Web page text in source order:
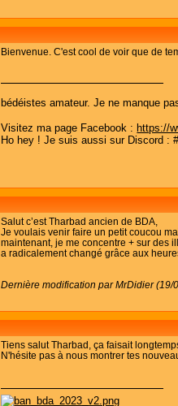
Bienvenue. C'est cool de voir que de
bédéistes amateur. Je ne manque
Visitez ma page Facebook : https://
Ho hey ! Je suis aussi sur Discord :
Salut c’est Tharbad ancien de BDA,
Je voulais venir faire un petit coucou
maintenant, je me concentre + sur des
a radicalement changé grâce aux
Dernière modification par MrDidier (19/
Tiens salut Tharbad, ça faisait
N'hésite pas à nous montrer tes